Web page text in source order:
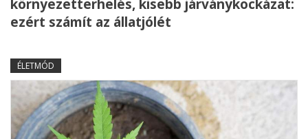
környezetterhelés, kisebb járványkockázat:
ezért számít az állatjólét
ÉLETMÓD